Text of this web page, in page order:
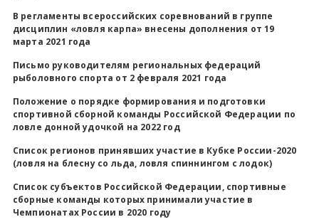
В регламенты всероссийских соревнований в группе
дисциплин «ловля карпа» внесены дополнения от 19
марта 2021 года
Письмо руководителям региональных федераций
рыболовного спорта от 2 февраля 2021 года
Положение о порядке формирования и подготовки
спортивной сборной команды Российской Федерации по
ловле донной удочкой на 2022 год
Список регионов принявших участие в Кубке России-2020
(ловля на блесну со льда, ловля спиннингом с лодок)
Список субъектов Российской Федерации, спортивные
сборные команды которых принимали участие в
Чемпионатах России в 2020 году